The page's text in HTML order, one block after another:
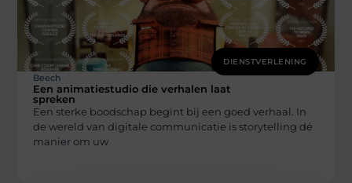
DIENSTVERLENING
Beech
Een animatiestudio die verhalen laat
spreken
Een sterke boodschap begint bij een goed verhaal. In
de wereld van digitale communicatie is storytelling dé
manier om uw